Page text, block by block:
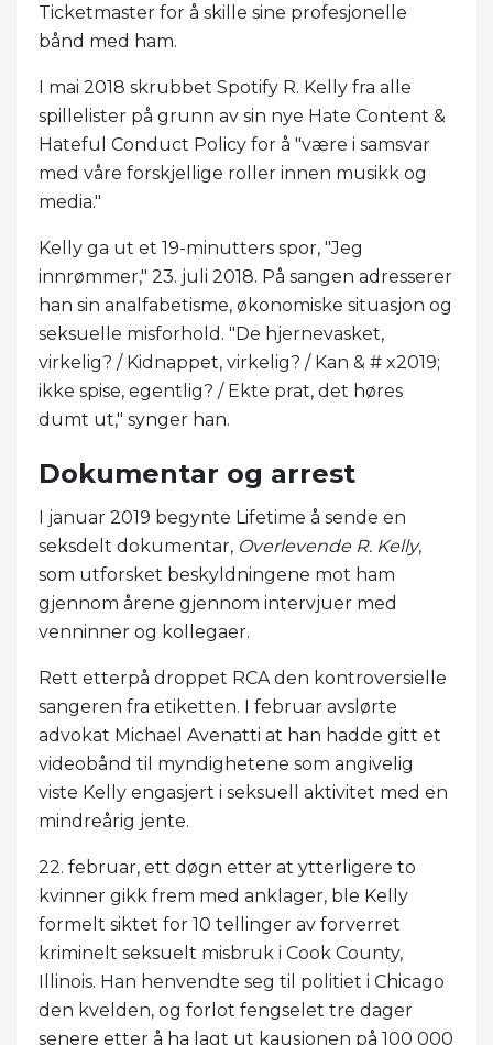
Ticketmaster for å skille sine profesjonelle
bånd med ham.
I mai 2018 skrubbet Spotify R. Kelly fra alle
spillelister på grunn av sin nye Hate Content &
Hateful Conduct Policy for å "være i samsvar
med våre forskjellige roller innen musikk og
media."
Kelly ga ut et 19-minutters spor, "Jeg
innrømmer," 23. juli 2018. På sangen adresserer
han sin analfabetisme, økonomiske situasjon og
seksuelle misforhold. "De hjernevasket,
virkelig? / Kidnappet, virkelig? / Kan & # x2019;
ikke spise, egentlig? / Ekte prat, det høres
dumt ut," synger han.
Dokumentar og arrest
I januar 2019 begynte Lifetime å sende en
seksdelt dokumentar, Overlevende R. Kelly,
som utforsket beskyldningene mot ham
gjennom årene gjennom intervjuer med
venninner og kollegaer.
Rett etterpå droppet RCA den kontroversielle
sangeren fra etiketten. I februar avslørte
advokat Michael Avenatti at han hadde gitt et
videobånd til myndighetene som angivelig
viste Kelly engasjert i seksuell aktivitet med en
mindreårig jente.
22. februar, ett døgn etter at ytterligere to
kvinner gikk frem med anklager, ble Kelly
formelt siktet for 10 tellinger av forverret
kriminelt seksuelt misbruk i Cook County,
Illinois. Han henvendte seg til politiet i Chicago
den kvelden, og forlot fengselet tre dager
senere etter å ha lagt ut kausjonen på 100 000